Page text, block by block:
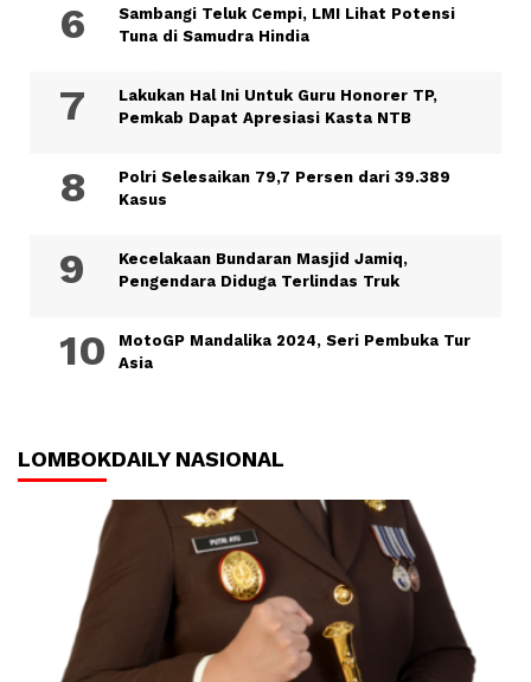
Sambangi Teluk Cempi, LMI Lihat Potensi
Tuna di Samudra Hindia
Lakukan Hal Ini Untuk Guru Honorer TP,
Pemkab Dapat Apresiasi Kasta NTB
Polri Selesaikan 79,7 Persen dari 39.389
Kasus
Kecelakaan Bundaran Masjid Jamiq,
Pengendara Diduga Terlindas Truk
MotoGP Mandalika 2024, Seri Pembuka Tur
Asia
LOMBOKDAILY NASIONAL